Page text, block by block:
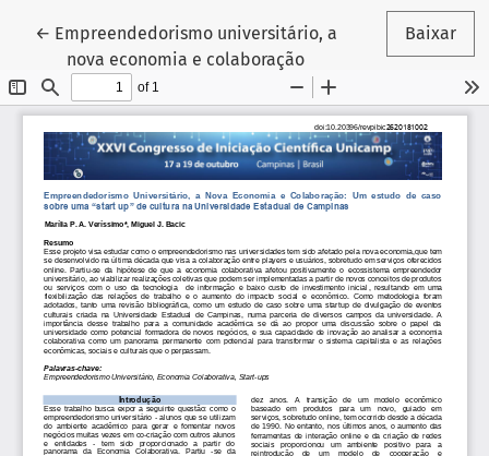
← Voltar aos Detalhes do Artigo
Empreendedorismo universitário, a
nova economia e colaboração
Baixar